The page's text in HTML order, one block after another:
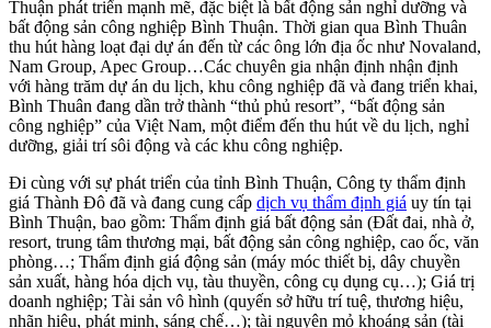
Thuận phát triển mạnh mẽ, đặc biệt là bất động sản nghỉ dưỡng và
bất động sản công nghiệp Bình Thuận. Thời gian qua Bình Thuân
thu hút hàng loạt đại dự án đến từ các ông lớn địa ốc như Novaland,
Nam Group, Apec Group…Các chuyên gia nhận định nhận định
với hàng trăm dự án du lịch, khu công nghiệp đã và đang triển khai,
Bình Thuân đang dần trở thành “thủ phủ resort”, “bất động sản
công nghiệp” của Việt Nam, một điểm đến thu hút về du lịch, nghỉ
dưỡng, giải trí sôi động và các khu công nghiệp.
Đi cùng với sự phát triển của tỉnh Bình Thuận, Công ty thẩm định
giá Thành Đô đã và đang cung cấp dịch vụ thẩm định giá uy tín tại
Bình Thuận, bao gồm: Thẩm định giá bất động sản (Đất đai, nhà ở,
resort, trung tâm thương mại, bất động sản công nghiệp, cao ốc, văn
phòng…; Thẩm định giá động sản (máy móc thiết bị, dây chuyền
sản xuất, hàng hóa dịch vụ, tàu thuyền, công cụ dụng cụ…); Giá trị
doanh nghiệp; Tài sản vô hình (quyến sở hữu trí tuệ, thương hiệu,
nhãn hiệu, phát minh, sáng chế…); tài nguyên mỏ khoáng sản (tài